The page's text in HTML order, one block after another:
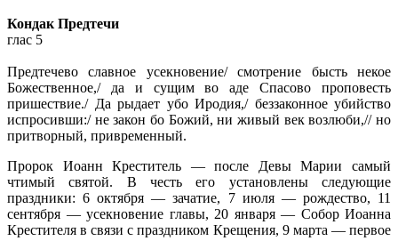
Кондак Предтечи
глас 5
Предтечево славное усекновение/ смотрение бысть некое
Божественное,/ да и сущим во аде Спасово проповесть
пришествие./ Да рыдает убо Иродия,/ беззаконное убийство
испросивши:/ не закон бо Божий, ни живый век возлюби,// но
притворный, привременный.
Пророк Иоанн Креститель — после Девы Марии самый
чтимый святой. В честь его установлены следующие
праздники: 6 октября — зачатие, 7 июля — рождество, 11
сентября — усекновение главы, 20 января — Собор Иоанна
Крестителя в связи с праздником Крещения, 9 марта — первое